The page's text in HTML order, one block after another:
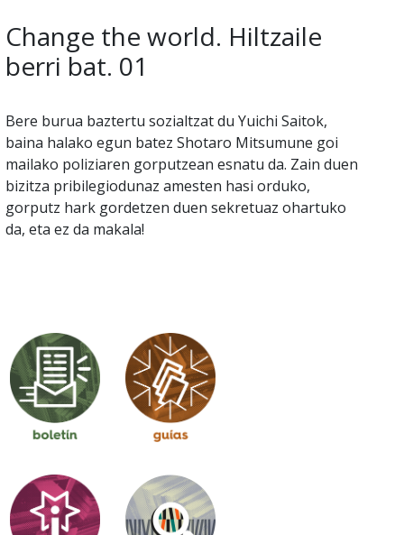
Change the world. Hiltzaile
berri bat. 01
Bere burua baztertu sozialtzat du Yuichi Saitok,
baina halako egun batez Shotaro Mitsumune goi
mailako poliziaren gorputzean esnatu da. Zain duen
bizitza pribilegiodunaz amesten hasi orduko,
gorputz hark gordetzen duen sekretuaz ohartuko
da, eta ez da makala!